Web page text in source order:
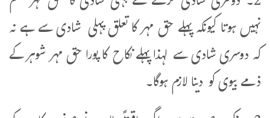
نہیں ہوتا کیونکہ پہلے حق مہر کا تعلق پہلی شادی سے ہے نہ
کہ دوسری شادی سے لہذا پہلے نکاح کا پورا حق مہر شوہر کے
ذمے بیوی کو دینا لازم ہوگا۔